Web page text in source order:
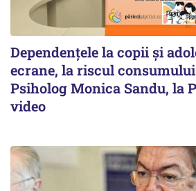
Dependențele la copii și
ecrane, la riscul
Psiholog Monica Sandu, la
video